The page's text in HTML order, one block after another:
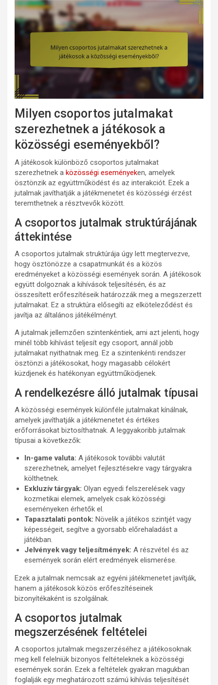
Milyen csoportos jutalmakat
szerezhetnek a játékosok a
közösségi eseményekből?
A játékosok különböző csoportos jutalmakat
szerezhetnek a közösségi eseményeken, amelyek
ösztönzik az együttműködést és az interakciót. Ezek a
jutalmak javíthatják a játékmenetet és közösségi érzést
teremthetnek a résztvevők között.
A csoportos jutalmak struktúrájának
áttekintése
A csoportos jutalmak struktúrája úgy lett megtervezve,
hogy ösztönözze a csapatmunkát és a közös
eredményeket a közösségi események során. A játékosok
együtt dolgoznak a kihívások teljesítésén, és az
összesített erőfeszítéseik határozzák meg a megszerzett
jutalmakat. Ez a struktúra elősegíti az elköteleződést és
javítja az általános játékélményt.
A jutalmak jellemzően szintenkéntiek, ami azt jelenti, hogy
minél több kihívást teljesít egy csoport, annál jobb
jutalmakat nyithatnak meg. Ez a szintenkénti rendszer
ösztönzi a játékosokat, hogy magasabb célokért
küzdjenek és hatékonyan együttműködjenek.
A rendelkezésre álló jutalmak típusai
A közösségi események különféle jutalmakat kínálnak,
amelyek javíthatják a játékmenetet és értékes
erőforrásokat biztosíthatnak. A leggyakoribb jutalmak
típusai a következők:
In-game valuta: A játékosok további valutát
szerezhetnek, amelyet fejlesztésekre vagy tárgyakra
költhetnek.
Exkluzív tárgyak: Olyan egyedi felszerelések vagy
kozmetikai elemek, amelyek csak közösségi
eseményeken érhetők el.
Tapasztalati pontok: Növelik a játékos szintjét vagy
képességeit, segítve a gyorsabb előrehaladást a
játékban.
Jelvények vagy teljesítmények: A részvétel és az
események során elért eredmények elismerése.
Ezek a jutalmak nemcsak az egyéni játékmenetet javítják,
hanem a játékosok közös erőfeszítéseinek
bizonyítékaként is szolgálnak.
A csoportos jutalmak
megszerzésének feltételei
A csoportos jutalmak megszerzéséhez a játékosoknak
meg kell felelniük bizonyos feltételeknek a közösségi
események során. Ezek a feltételek gyakran magukban
foglalják egy meghatározott számú kihívás teljesítését